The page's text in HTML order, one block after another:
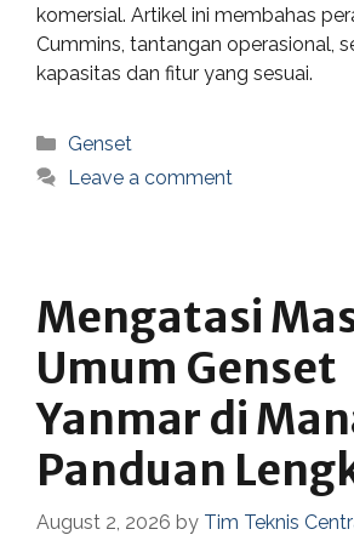
komersial. Artikel ini membahas
Cummins, tantangan operasional,
kapasitas dan fitur yang sesuai.
Categories
Genset
Leave a comment
Mengatasi
Umum Genset
Yanmar di
Panduan
August 2, 2026 by Tim Teknis